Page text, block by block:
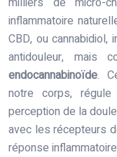
inflammatoire
CBD, ou
antidouleur, mais
endocannabinoïde.
notre corps,
perception de la
avec les récepteurs
réponse